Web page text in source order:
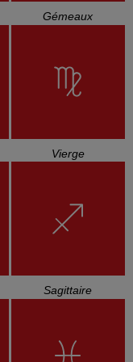
Gémeaux
Vierge
Sagittaire